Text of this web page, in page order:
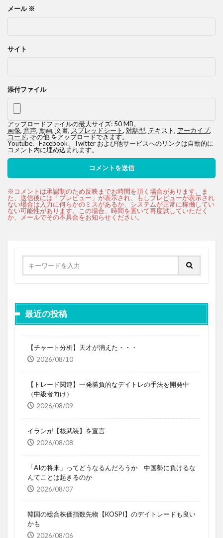
メール ※
サイト
添付ファイル
アップロードファイルの最大サイズ: 50 MB。
画像, 音声, 動画, 文書, スプレッドシート, 対話型, テキスト, アーカイブ,
コード,その他をアップロードできます。
Youtube、Facebook、Twitter および他サービスへのリンクは自動的に
コメント内に埋め込まれます。
最近の投稿
【チャート分析】天才が消えた・・・
2026/08/10
【トレード関連】一発勝負的なデイトレの手法を開発中
（中級者向け）
2026/08/09
イランが【核武装】を宣言
2026/08/08
「AIの将来」ってどうなるんだろうか 中国勢に負けるな
んてことは起きるのか
2026/08/07
韓国の総合株価指数先物【KOSPI】のデイトレードも良い
かも
2026/08/06